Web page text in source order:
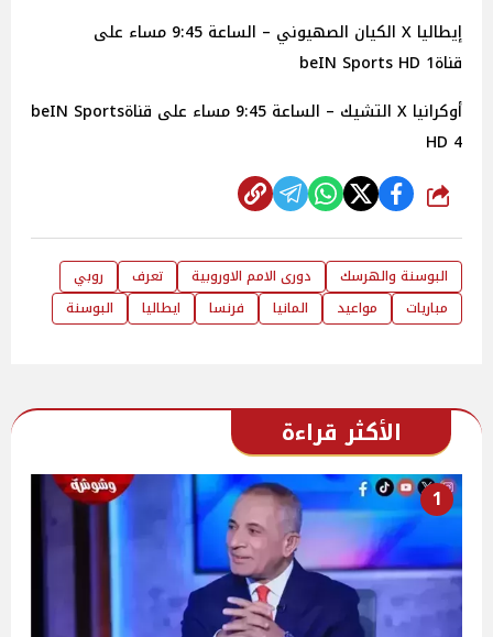
إيطاليا X الكيان الصهيوني – الساعة 9:45 مساء على
قناةbeIN Sports HD 1
أوكرانيا X التشيك – الساعة 9:45 مساء على قناةbeIN Sports
HD 4
شارك
البوسنة والهرسك دورى الامم الاوروبية تعرف
روبي
مباريات
مواعيد المانيا فرنسا ايطاليا البوسنة
الأكثر قراءة
1